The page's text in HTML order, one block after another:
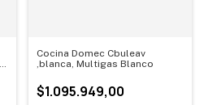
Cocina Domec Cbuleav
,blanca, Multigas Blanco
$1.095.949,00